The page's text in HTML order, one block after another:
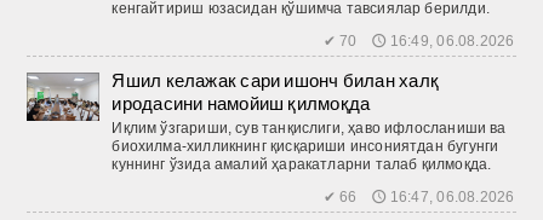
кенгайтириш юзасидан қўшимча тавсиялар берилди.
✔ 70 🕔 16:49, 06.08.2026
Яшил келажак сари ишонч билан халқ
иродасини намойиш қилмоқда
Иқлим ўзгариши, сув танқислиги, ҳаво ифлосланиши ва
биохилма-хилликнинг қисқариши инсониятдан бугунги
куннинг ўзида амалий ҳаракатларни талаб қилмоқда.
✔ 66 🕔 16:47, 06.08.2026